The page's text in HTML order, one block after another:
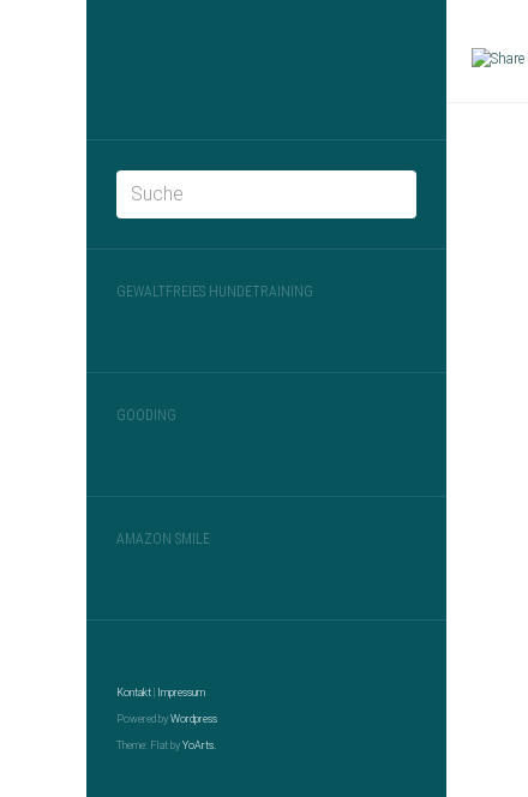
GEWALTFREIES HUNDETRAINING
GOODING
AMAZON SMILE
Kontakt Impressum
Powered by Wordpress
Theme: Flat by YoArts.